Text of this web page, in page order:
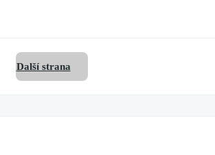
Další strana